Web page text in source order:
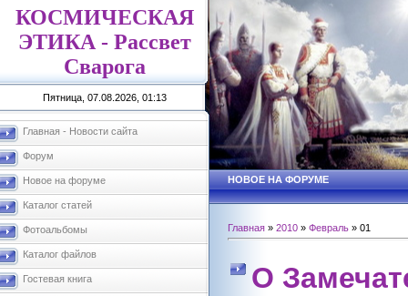
КОСМИЧЕСКАЯ
ЭТИКА - Рассвет
Сварога
Пятница, 07.08.2026, 01:13
Главная - Новости сайта
Форум
Новое на форуме
Каталог статей
Фотоальбомы
Каталог файлов
Гостевая книга
НОВОЕ НА ФОРУМЕ
Главная » 2010 » Февраль » 01
О